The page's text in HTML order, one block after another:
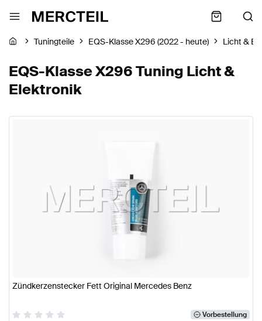
Tuningteile EQS-Klasse X296 (2022 - heute) Licht &
EQS-Klasse X296 Tuning Licht &
Elektronik
Zündkerzenstecker Fett Original Mercedes Benz
Vorbestellung